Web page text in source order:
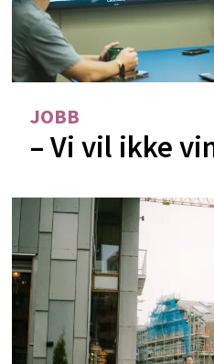
JOBB
– Vi vil ikke